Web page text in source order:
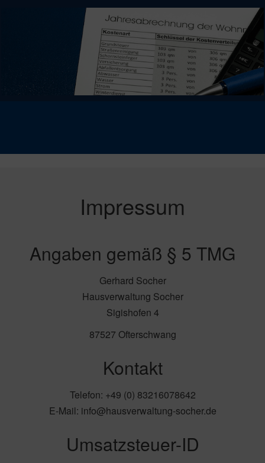
Impressum
Angaben gemäß § 5 TMG
Gerhard Socher
Hausverwaltung Socher
Sigishofen 4
87527 Ofterschwang
Kontakt
Telefon: +49 (0) 83216078642
E-Mail: info@hausverwaltung-socher.de
Umsatzsteuer-ID